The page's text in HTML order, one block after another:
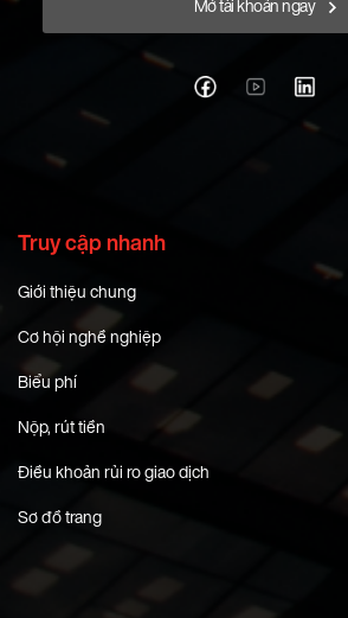
Mở tài khoản ngay
Truy cập nhanh
Giới thiệu chung
Cơ hội nghề nghiệp
Biểu phí
Nộp, rút tiền
Điều khoản rủi ro giao dịch
Sơ đồ trang